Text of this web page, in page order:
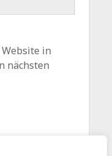
in
nächsten